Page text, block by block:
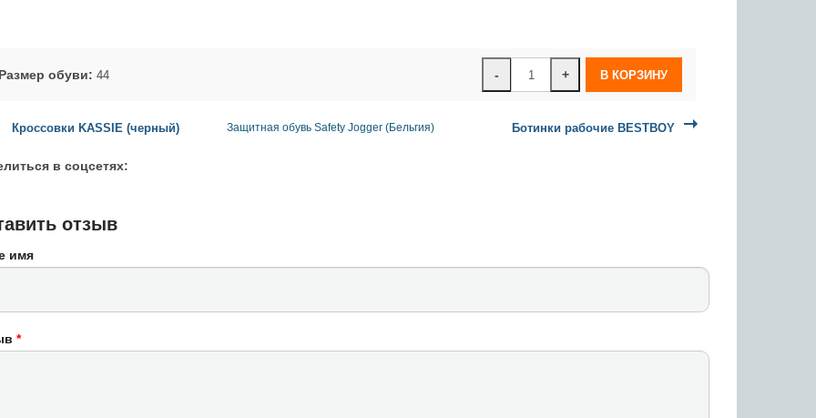
- +
обуви: 44
Кроссовки KASSIE (черный) Защитная обувь Safety Jogger (Бельгия) Ботинки рабочие BESTBOY
в соцсетях:
отзыв
имя
*